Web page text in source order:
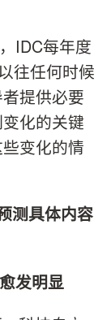
IDC每年度
往任何时候
提供必要
化的关键
变化的情
测具体内容
发明显